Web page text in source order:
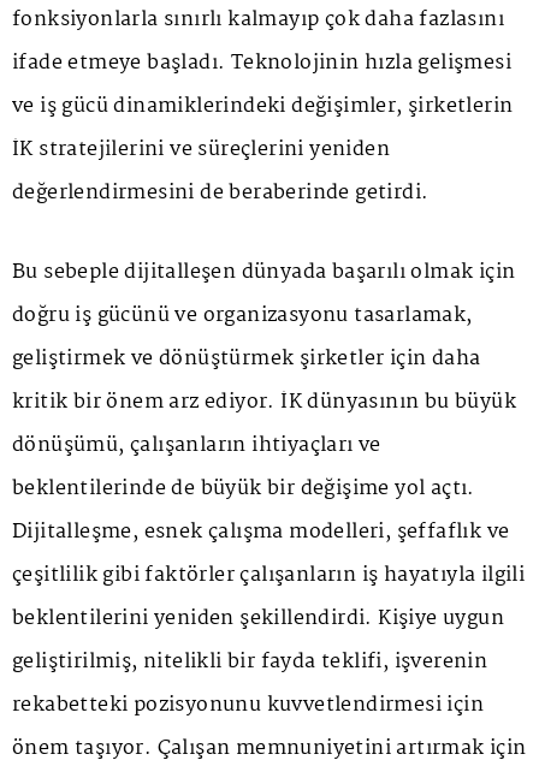
fonksiyonlarla sınırlı kalmayıp çok daha fazlasını
ifade etmeye başladı. Teknolojinin hızla gelişmesi
ve iş gücü dinamiklerindeki değişimler, şirketlerin
İK stratejilerini ve süreçlerini yeniden
değerlendirmesini de beraberinde getirdi.
Bu sebeple dijitalleşen dünyada başarılı olmak için
doğru iş gücünü ve organizasyonu tasarlamak,
geliştirmek ve dönüştürmek şirketler için daha
kritik bir önem arz ediyor. İK dünyasının bu büyük
dönüşümü, çalışanların ihtiyaçları ve
beklentilerinde de büyük bir değişime yol açtı.
Dijitalleşme, esnek çalışma modelleri, şeffaflık ve
çeşitlilik gibi faktörler çalışanların iş hayatıyla ilgili
beklentilerini yeniden şekillendirdi. Kişiye uygun
geliştirilmiş, nitelikli bir fayda teklifi, işverenin
rekabetteki pozisyonunu kuvvetlendirmesi için
önem taşıyor. Çalışan memnuniyetini artırmak için